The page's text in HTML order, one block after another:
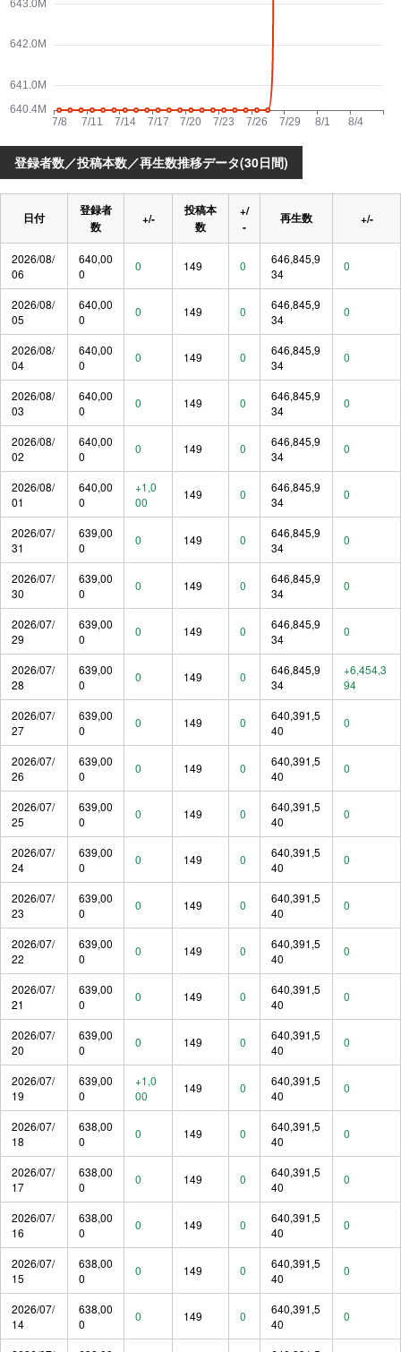
登録者数／投稿本数／再生数推移データ(30日間)
日付
登録者
数
+/-
投稿本
数
+/
-
再生数 +/-
2026/08/
06
640,00
0
0 149 0
646,845,9
34
0
2026/08/
05
640,00
0
0 149 0
646,845,9
34
0
2026/08/
04
640,00
0
0 149 0
646,845,9
34
0
2026/08/
03
640,00
0
0 149 0
646,845,9
34
0
2026/08/
02
640,00
0
0 149 0
646,845,9
34
0
2026/08/
01
640,00
0
+1,0
00
149 0
646,845,9
34
0
2026/07/
31
639,00
0
0 149 0
646,845,9
34
0
2026/07/
30
639,00
0
0 149 0
646,845,9
34
0
2026/07/
29
639,00
0
0 149 0
646,845,9
34
0
2026/07/
28
639,00
0
0 149 0
646,845,9
34
+6,454,3
94
2026/07/
27
639,00
0
0 149 0
640,391,5
40
0
2026/07/
26
639,00
0
0 149 0
640,391,5
40
0
2026/07/
25
639,00
0
0 149 0
640,391,5
40
0
2026/07/
24
639,00
0
0 149 0
640,391,5
40
0
2026/07/
23
639,00
0
0 149 0
640,391,5
40
0
2026/07/
22
639,00
0
0 149 0
640,391,5
40
0
2026/07/
21
639,00
0
0 149 0
640,391,5
40
0
2026/07/
20
639,00
0
0 149 0
640,391,5
40
0
2026/07/
19
639,00
0
+1,0
00
149 0
640,391,5
40
0
2026/07/
18
638,00
0
0 149 0
640,391,5
40
0
2026/07/
17
638,00
0
0 149 0
640,391,5
40
0
2026/07/
16
638,00
0
0 149 0
640,391,5
40
0
2026/07/
15
638,00
0
0 149 0
640,391,5
40
0
2026/07/
14
638,00
0
0 149 0
640,391,5
40
0